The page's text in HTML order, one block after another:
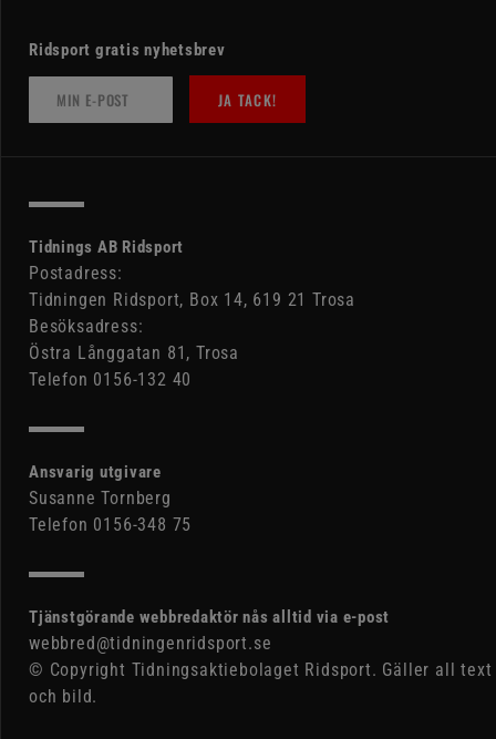
Ridsport gratis nyhetsbrev
JA TACK!
Tidnings AB Ridsport
Postadress:
Tidningen Ridsport, Box 14, 619 21 Trosa
Besöksadress:
Östra Långgatan 81, Trosa
Telefon 0156-132 40
Ansvarig utgivare
Susanne Tornberg
Telefon 0156-348 75
Tjänstgörande webbredaktör nås alltid via e-post
webbred@tidningenridsport.se
© Copyright Tidningsaktiebolaget Ridsport. Gäller all text
och bild.